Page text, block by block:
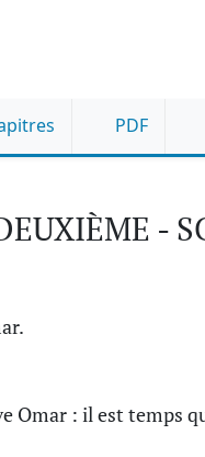
PDF
-
Omar : il est temps